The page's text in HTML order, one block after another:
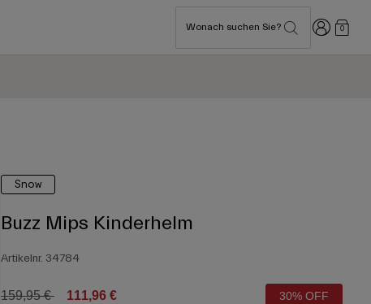
Wonach suchen Sie? Anmelden
0
Snow
Buzz Mips Kinderhelm
Artikelnr. 34784
Price reduced from
159,95 €to 111,96 € 30% OFF